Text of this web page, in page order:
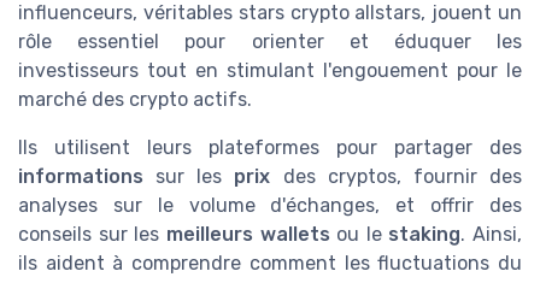
influenceurs, véritables stars crypto allstars, jouent un
rôle essentiel pour orienter et éduquer les
investisseurs tout en stimulant l'engouement pour le
marché des crypto actifs.
Ils utilisent leurs plateformes pour partager des
informations sur les prix des cryptos, fournir des
analyses sur le volume d'échanges, et offrir des
conseils sur les meilleurs wallets ou le staking. Ainsi,
ils aident à comprendre comment les fluctuations du